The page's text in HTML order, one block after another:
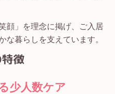
顔」を理念に掲げ、ご入居
な暮らしを支えています。
徴
少人数ケア